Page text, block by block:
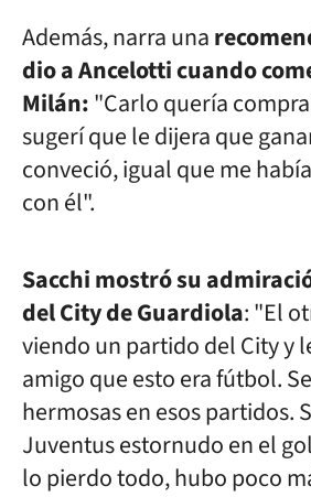
Además, narra una
dio a Ancelotti cuando
Milán:"Carlo quería
sugerí que le dijera que
conveció, igual que me
con él".
Sacchi mostró su
del City de Guardiola: "El
viendo un partido del City y
amigo que esto era fútbol.
hermosas en esos partidos.
Juventus estornudo en el
lo pierdo todo, hubo poco